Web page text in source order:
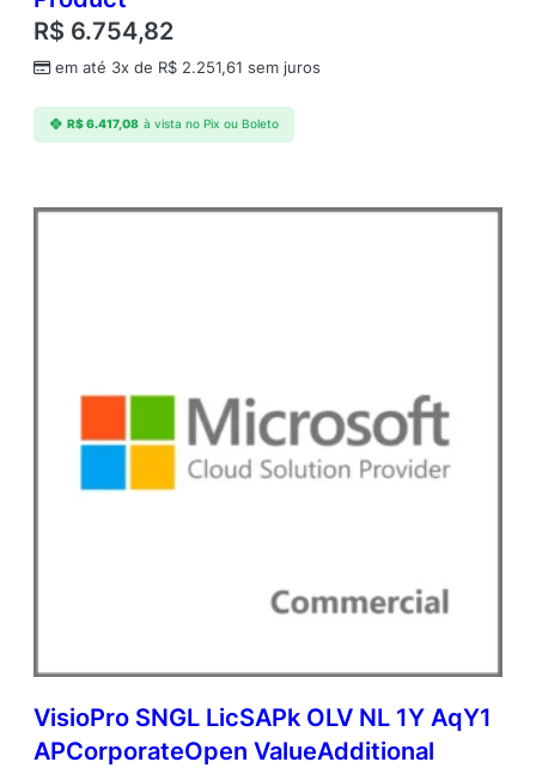
R$ 6.754,82
em até 3x de R$ 2.251,61 sem juros
R$6.417,08 à vista no Pix ou Boleto
VisioPro SNGL LicSAPk OLV NL 1Y AqY1
APCorporateOpen ValueAdditional